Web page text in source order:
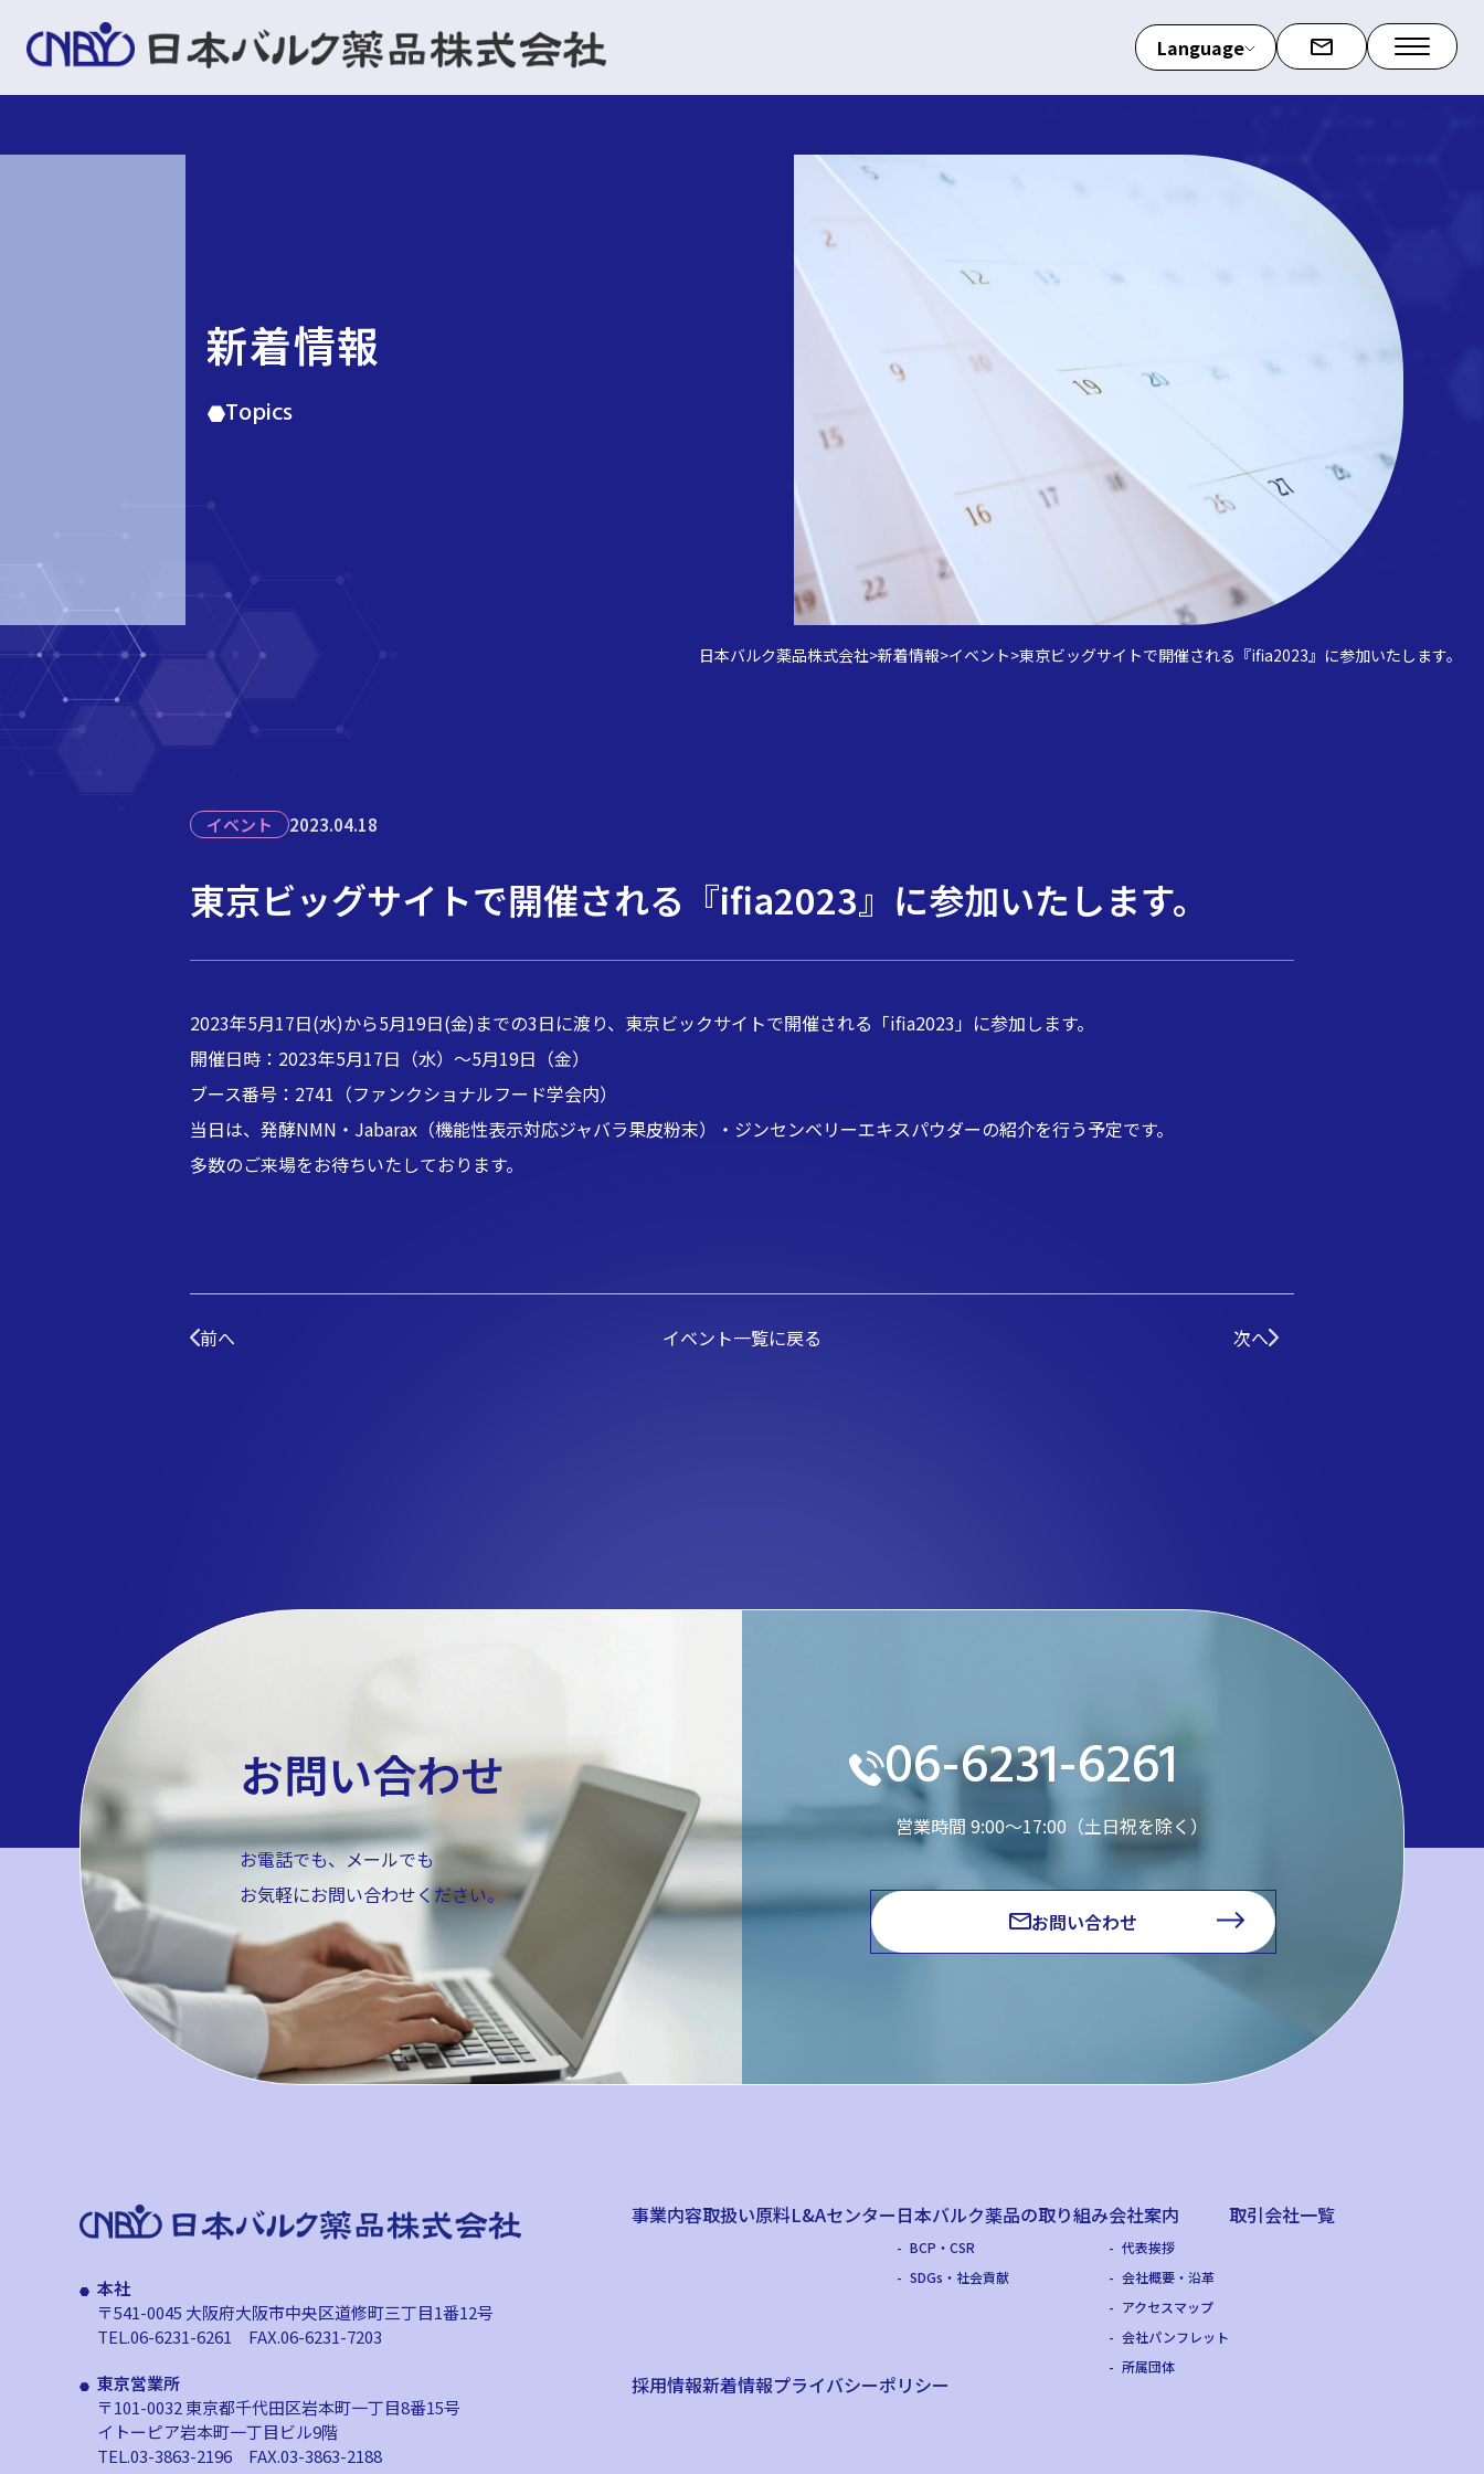
Language
新着情報
Topics
日本バルク薬品株式会社>新着情報>イベント>東京ビッグサイトで開催される『ifia2023』に参加いたします。
イベント 2023.04.18
東京ビッグサイトで開催される『ifia2023』に参加いたします。
2023年5月17日(水)から5月19日(金)までの3日に渡り、東京ビックサイトで開催される「ifia2023」に参加します。
開催日時：2023年5月17日（水）～5月19日（金）
ブース番号：2741（ファンクショナルフード学会内）
当日は、発酵NMN・Jabarax（機能性表示対応ジャバラ果皮粉末）・ジンセンベリーエキスパウダーの紹介を行う予定です。
多数のご来場をお待ちいたしております。
前へ イベント一覧に戻る 次へ
お問い合わせ
お電話でも、メールでも
お気軽にお問い合わせください。
06-6231-6261
営業時間 9:00～17:00（土日祝を除く）
お問い合わせ
本社
〒541-0045 大阪府大阪市中央区道修町三丁目1番12号
TEL.06-6231-6261 FAX.06-6231-7203
東京営業所
〒101-0032 東京都千代田区岩本町一丁目8番15号
イトーピア岩本町一丁目ビル9階
TEL.03-3863-2196 FAX.03-3863-2188
事業内容取扱い原料L&Aセンター日本バルク薬品の取り組み
BCP・CSR
SDGs・社会貢献
会社案内
代表挨拶
会社概要・沿革
アクセスマップ
会社パンフレット
所属団体
取引会社一覧
採用情報新着情報プライバシーポリシー